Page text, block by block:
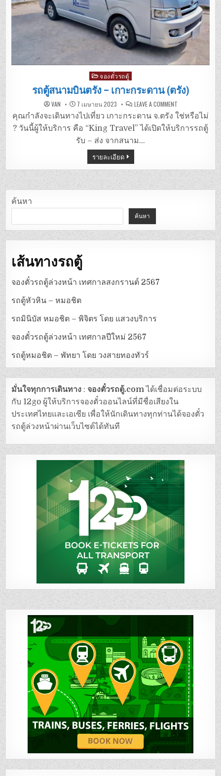
Posted
in
จองตั๋วรถตู้
รถตู้สนามบินตรัง – เกาะกระดาน (ตรัง)
VAN 7 เมษายน 2023 LEAVE A COMMENTON
รถ
ตู้
สนาม
บิน
ตรัง
คุณกำลังจะเดินทางไปเที่ยว เกาะกระดาน จ.ตรัง ใช่หรือไม่
? วันนี้ผู้ให้บริการ คือ “King Travel” ได้เปิดให้บริการรถตู้
รับ – ส่ง จากสนาม…
รายละเอียด
ค้นหา
ค้นหา
เส้นทางรถตู้
จองตั๋วรถตู้ล่วงหน้า เทศกาลสงกรานต์ 2567
รถตู้หัวหิน – หมอชิต
รถมินิบัส หมอชิต – พิจิตร โดย แสวงบริการ
จองตั๋วรถตู้ล่วงหน้า เทศกาลปีใหม่ 2567
รถตู้หมอชิต – พัทยา โดย วงสายทองทัวร์
มั่นใจทุกการเดินทาง :จองตั๋วรถตู้.comได้เชื่อมต่อระบบ
กับ 12go ผู้ให้บริการจองตั๋วออนไลน์ที่มีชื่อเสียงใน
ประเทศไทยและเอเซีย เพื่อให้นักเดินทางทุกท่านได้จองตั๋ว
รถตู้ล่วงหน้าผ่านเว็บไซต์ได้ทันที